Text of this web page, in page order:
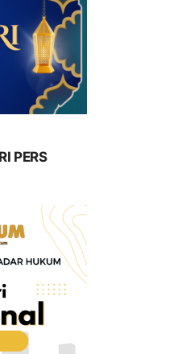
PERS